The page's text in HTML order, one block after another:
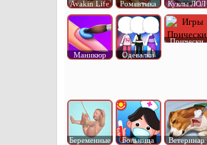
Avakin Life Романтика Куклы ЛОЛ
Маникюр Одевалки
Прически
Беременные Больница Ветеринар